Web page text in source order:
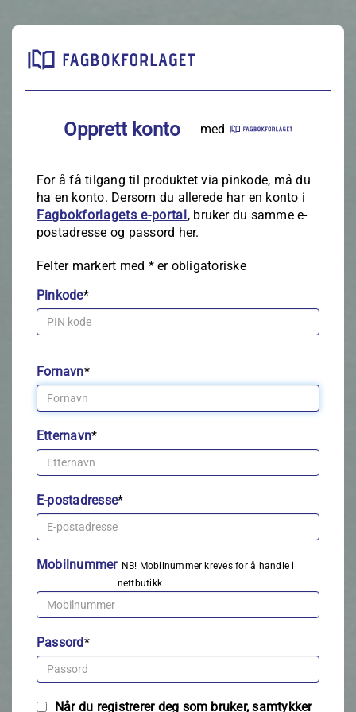
Opprett konto med
For å få tilgang til produktet via pinkode, må du
ha en konto. Dersom du allerede har en konto i
Fagbokforlagets e‑portal, bruker du samme e-
postadresse og passord her.
Felter markert med *er obligatoriske
Pinkode*
Fornavn*
Etternavn*
E-postadresse*
Mobilnummer NB! Mobilnummer kreves for å handle i
nettbutikk
Passord*
Når du registrerer deg som bruker, samtykker